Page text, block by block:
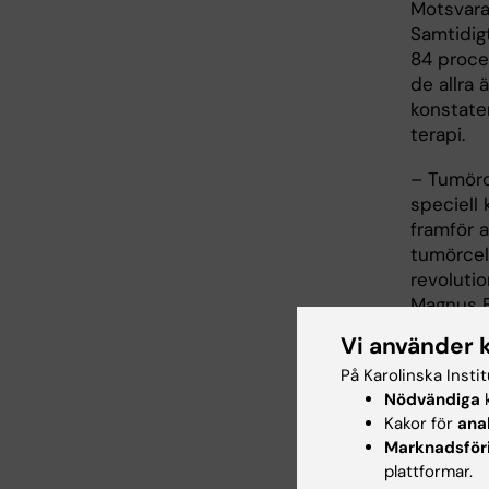
84
de allra
terapi.
–
speciell
framför
Magnus
Två
Vi använder
På Karolinska
Nödvändiga
Kakor för
plattformar.